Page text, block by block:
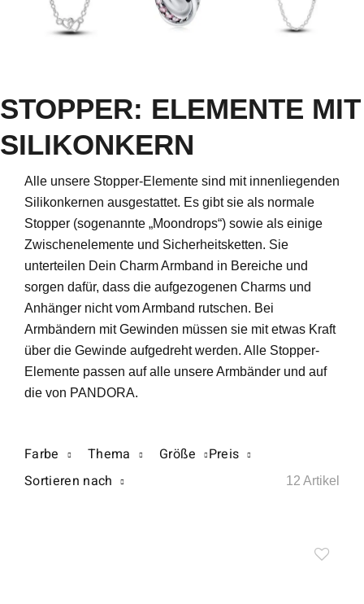
STOPPER: ELEMENTE MIT
SILIKONKERN
Alle unsere Stopper-Elemente sind mit innenliegenden
Silikonkernen ausgestattet. Es gibt sie als normale
Stopper (sogenannte „Moondrops“) sowie als einige
Zwischenelemente und Sicherheitsketten. Sie
unterteilen Dein Charm Armband in Bereiche und
sorgen dafür, dass die aufgezogenen Charms und
Anhänger nicht vom Armband rutschen. Bei
Armbändern mit Gewinden müssen sie mit etwas Kraft
über die Gewinde aufgedreht werden. Alle Stopper-
Elemente passen auf alle unsere Armbänder und auf
die von PANDORA.
Farbe Thema Größe
Preis
Sortieren nach
12 Artikel